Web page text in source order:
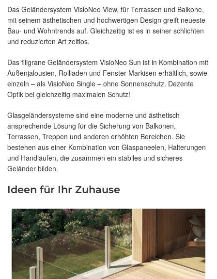
Das Geländersystem VisioNeo View, für Terrassen und Balkone,
mit seinem ästhetischen und hochwertigen Design greift neueste
Bau- und Wohntrends auf. Gleichzeitig ist es in seiner schlichten
und reduzierten Art zeitlos.
Das filigrane Geländersystem VisioNeo Sun ist in Kombination mit
Außenjalousien, Rollladen und Fenster-Markisen erhältlich, sowie
einzeln – als VisioNeo Single – ohne Sonnenschutz. Dezente
Optik bei gleichzeitig maximalen Schutz!
Glasgeländersysteme sind eine moderne und ästhetisch
ansprechende Lösung für die Sicherung von Balkonen,
Terrassen, Treppen und anderen erhöhten Bereichen. Sie
bestehen aus einer Kombination von Glaspaneelen, Halterungen
und Handläufen, die zusammen ein stabiles und sicheres
Geländer bilden.
Ideen für Ihr Zuhause